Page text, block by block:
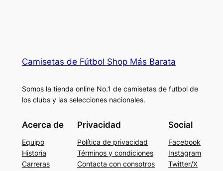
Camisetas de Fútbol Shop Más Barata
Somos la tienda online No.1 de camisetas de futbol de
los clubs y las selecciones nacionales.
Acerca de
Equipo
Historia
Carreras
Privacidad
Política de privacidad
Términos y condiciones
Contacta con consotros
Social
Facebook
Instagram
Twitter/X